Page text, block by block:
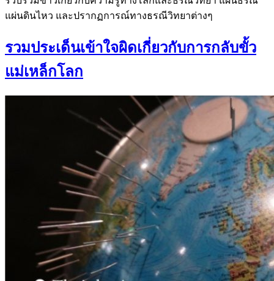
แผ่นดินไหว และปรากฏการณ์ทางธรณีวิทยาต่างๆ
รวมประเด็นเข้าใจผิดเกี่ยวกับการกลับขั้ว
แม่เหล็กโลก